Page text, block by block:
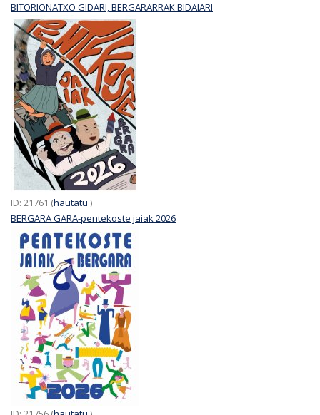
BITORIONATXO GIDARI, BERGARARRAK BIDAIARI
ID: 21761 (hautatu )
BERGARA GARA-pentekoste jaiak 2026